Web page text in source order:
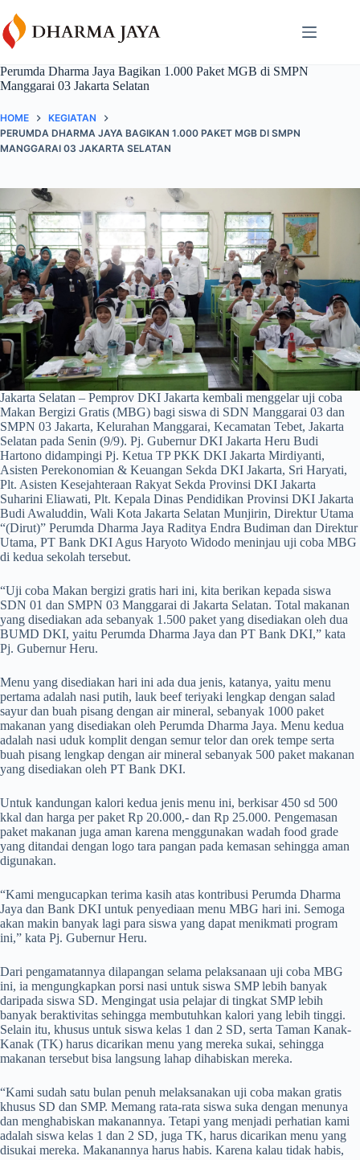
to
content
Perumda Dharma Jaya Bagikan 1.000 Paket MGB di SMPN
Manggarai 03 Jakarta Selatan
HOME
KEGIATAN
PERUMDA DHARMA JAYA BAGIKAN 1.000 PAKET MGB DI SMPN
MANGGARAI 03 JAKARTA SELATAN
Jakarta Selatan – Pemprov DKI Jakarta kembali menggelar uji coba
Makan Bergizi Gratis (MBG) bagi siswa di SDN Manggarai 03 dan
SMPN 03 Jakarta, Kelurahan Manggarai, Kecamatan Tebet, Jakarta
Selatan pada Senin (9/9). Pj. Gubernur DKI Jakarta Heru Budi
Hartono didampingi Pj. Ketua TP PKK DKI Jakarta Mirdiyanti,
Asisten Perekonomian & Keuangan Sekda DKI Jakarta, Sri Haryati,
Plt. Asisten Kesejahteraan Rakyat Sekda Provinsi DKI Jakarta
Suharini Eliawati, Plt. Kepala Dinas Pendidikan Provinsi DKI Jakarta
Budi Awaluddin, Wali Kota Jakarta Selatan Munjirin, Direktur Utama
“(Dirut)” Perumda Dharma Jaya Raditya Endra Budiman dan Direktur
Utama, PT Bank DKI Agus Haryoto Widodo meninjau uji coba MBG
di kedua sekolah tersebut.
“Uji coba Makan bergizi gratis hari ini, kita berikan kepada siswa
SDN 01 dan SMPN 03 Manggarai di Jakarta Selatan. Total makanan
yang disediakan ada sebanyak 1.500 paket yang disediakan oleh dua
BUMD DKI, yaitu Perumda Dharma Jaya dan PT Bank DKI,” kata
Pj. Gubernur Heru.
Menu yang disediakan hari ini ada dua jenis, katanya, yaitu menu
pertama adalah nasi putih, lauk beef teriyaki lengkap dengan salad
sayur dan buah pisang dengan air mineral, sebanyak 1000 paket
makanan yang disediakan oleh Perumda Dharma Jaya. Menu kedua
adalah nasi uduk komplit dengan semur telor dan orek tempe serta
buah pisang lengkap dengan air mineral sebanyak 500 paket makanan
yang disediakan oleh PT Bank DKI.
Untuk kandungan kalori kedua jenis menu ini, berkisar 450 sd 500
kkal dan harga per paket Rp 20.000,- dan Rp 25.000. Pengemasan
paket makanan juga aman karena menggunakan wadah food grade
yang ditandai dengan logo tara pangan pada kemasan sehingga aman
digunakan.
“Kami mengucapkan terima kasih atas kontribusi Perumda Dharma
Jaya dan Bank DKI untuk penyediaan menu MBG hari ini. Semoga
akan makin banyak lagi para siswa yang dapat menikmati program
ini,” kata Pj. Gubernur Heru.
Dari pengamatannya dilapangan selama pelaksanaan uji coba MBG
ini, ia mengungkapkan porsi nasi untuk siswa SMP lebih banyak
daripada siswa SD. Mengingat usia pelajar di tingkat SMP lebih
banyak beraktivitas sehingga membutuhkan kalori yang lebih tinggi.
Selain itu, khusus untuk siswa kelas 1 dan 2 SD, serta Taman Kanak-
Kanak (TK) harus dicarikan menu yang mereka sukai, sehingga
makanan tersebut bisa langsung lahap dihabiskan mereka.
“Kami sudah satu bulan penuh melaksanakan uji coba makan gratis
khusus SD dan SMP. Memang rata-rata siswa suka dengan menunya
dan menghabiskan makanannya. Tetapi yang menjadi perhatian kami
adalah siswa kelas 1 dan 2 SD, juga TK, harus dicarikan menu yang
disukai mereka. Makanannya harus habis. Karena kalau tidak habis,